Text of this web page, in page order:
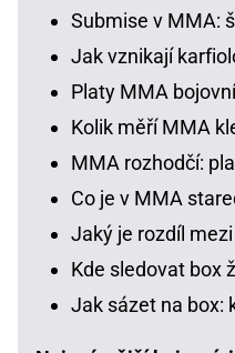
Submise v MMA:
Jak vznikají
Platy MMA
Kolik měří MMA
MMA rozhodčí:
Co je v MMA
Jaký je rozdíl mezi
Kde sledovat box
Jak sázet na box: